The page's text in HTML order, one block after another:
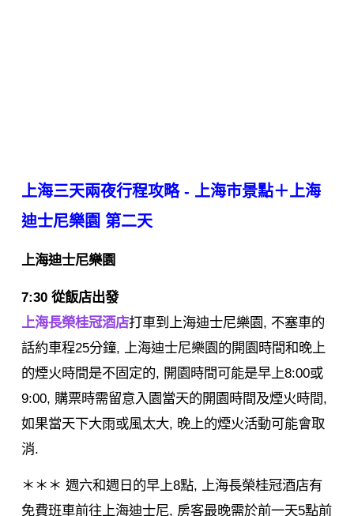
上海三天兩夜行程攻略 - 上海市景點＋上海
迪士尼樂園 第二天
上海迪士尼樂園
7:30 從飯店出發
上海長榮桂冠酒店打車到上海迪士尼樂園, 不塞車的
話約車程25分鐘, 上海迪士尼樂園的開園時間和晚上
的煙火時間是不固定的, 開園時間可能是早上8:00或
9:00, 購票時需留意入園當天的開園時間及煙火時間,
如果當天下大雨或風太大, 晚上的煙火活動可能會取
消.
＊＊＊ 週六和週日的早上8點, 上海長榮桂冠酒店有
免費班車前往上海迪士尼, 房客最晚需於前一天5點前